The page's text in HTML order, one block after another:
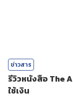
ข่าวสาร
รีวิวหนังสือ The
ใช้เงิน